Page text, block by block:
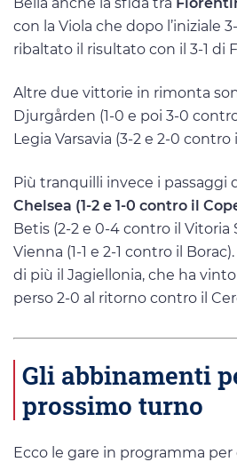
con la Viola che dopo l’iniziale
ribaltato il risultato con il 3-1 di
Altre due vittorie in rimonta
Djurgården (1-0 e poi 3-0
Legia Varsavia (3-2 e 2-0 contro
Più tranquilli invece i passaggi
Chelsea (1-2 e 1-0 contro il
Betis (2-2 e 0-4 contro il Vitoria
Vienna (1-1 e 2-1 contro il
di più il Jagiellonia, che ha vinto
perso 2-0 al ritorno contro il
Gli abbinamenti
prossimo turno
Ecco le gare in programma